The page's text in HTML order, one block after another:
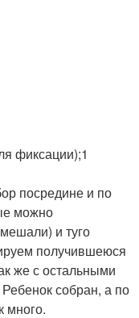
фиксации);1
посредине и по
можно
и туго
получившеюся
же с остальными
собран, а по
много.